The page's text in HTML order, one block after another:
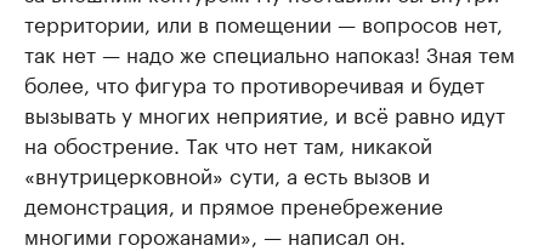
территории, или в помещении — вопросов нет,
так нет — надо же специально напоказ! Зная тем
более, что фигура то противоречивая и будет
вызывать у многих неприятие, и всё равно идут
на обострение. Так что нет там, никакой
«внутрицерковной» сути, а есть вызов и
демонстрация, и прямое пренебрежение
многими горожанами», — написал он.